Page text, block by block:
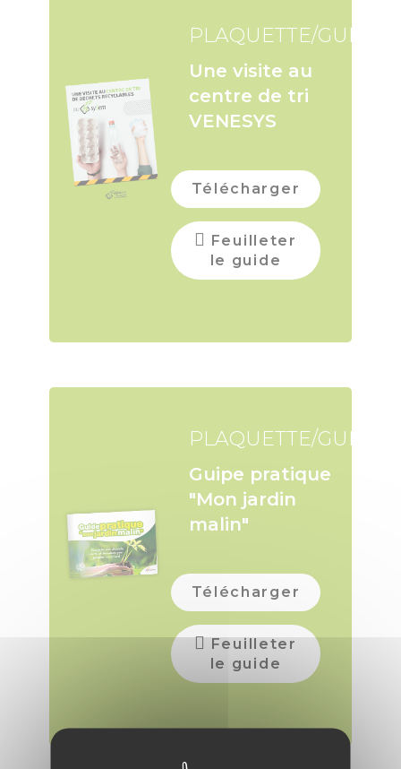
PLAQUETTE/GUIDE
Une visite au
centre de tri
VENESYS
Feuilleter
le guide
Télécharger
PLAQUETTE/GUIDE
Guipe pratique
"Mon jardin
malin"
Feuilleter
le guide
Télécharger